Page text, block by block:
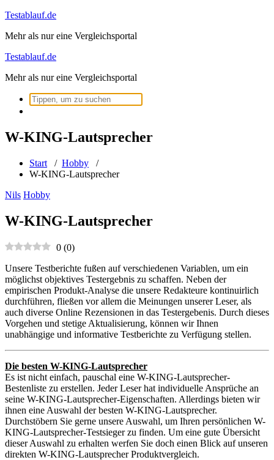
Zum
springen
Testablauf.de
Mehr als nur eine Vergleichsportal
Testablauf.de
Mehr als nur eine Vergleichsportal
Suchen
nach:
W-KING-Lautsprecher
Start / Hobby /
W-KING-Lautsprecher
Nils Hobby
W-KING-Lautsprecher
0 (0)
Unsere Testberichte fußen auf verschiedenen Variablen, um ein
möglichst objektives Testergebnis zu schaffen. Neben der
empirischen Produkt-Analyse die unsere Redakteure kontinuirlich
durchführen, fließen vor allem die Meinungen unserer Leser, als
auch diverse Online Rezensionen in das Testergebenis. Durch dieses
Vorgehen und stetige Aktualisierung, können wir Ihnen
unabhängige und informative Testberichte zu Verfügung stellen.
Die besten W-KING-Lautsprecher
Es ist nicht einfach, pauschal eine W-KING-Lautsprecher-
Bestenliste zu erstellen. Jeder Leser hat individuelle Ansprüche an
seine W-KING-Lautsprecher-Eigenschaften. Allerdings bieten wir
ihnen eine Auswahl der besten W-KING-Lautsprecher.
Durchstöbern Sie gerne unsere Auswahl, um Ihren persönlichen W-
KING-Lautsprecher-Testsieger zu finden. Um eine gute Übersicht
dieser Auswahl zu erhalten werfen Sie doch einen Blick auf unseren
direkten W-KING-Lautsprecher Produktvergleich.